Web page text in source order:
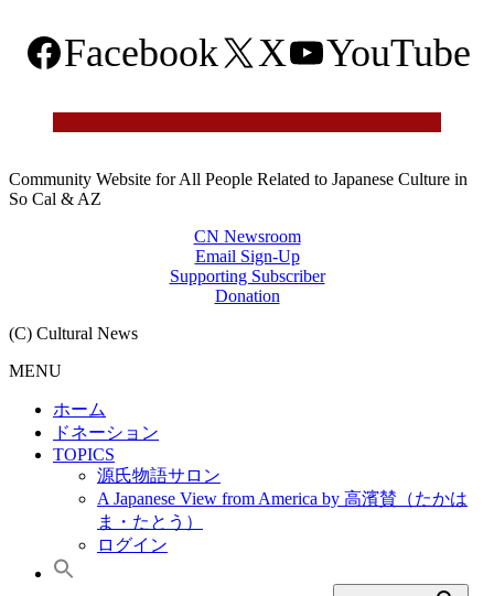
Facebook X YouTube
Community Website for All People Related to Japanese Culture in
So Cal & AZ
CN Newsroom
Email Sign-Up
Supporting Subscriber
Donation
(C) Cultural News
MENU
ホーム
ドネーション
TOPICS
源氏物語サロン
A Japanese View from America by 高濱賛（たかは
ま・たとう）
ログイン